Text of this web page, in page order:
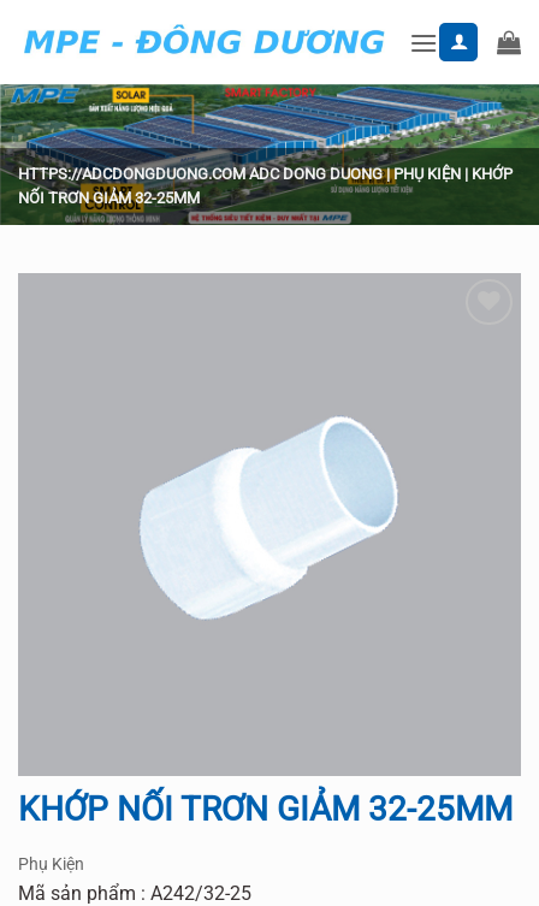
HTTPS://ADCDONGDUONG.COM ADC DONG DUONG|PHỤ KIỆN | KHỚP
NỐI TRƠN GIẢM 32-25MM
KHỚP NỐI TRƠN GIẢM 32-25MM
Phụ Kiện
Mã sản phẩm : A242/32-25